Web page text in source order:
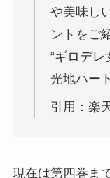
や美味し
ントをご
“ギロデレ
光地ハー
引用：楽
現在は第四巻ま